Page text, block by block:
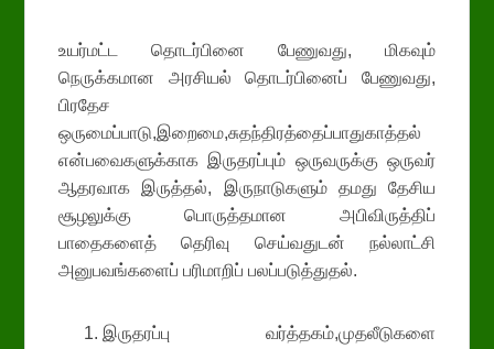
உயர்மட்ட தொடர்பினை பேணுவது, மிகவும்
நெருக்கமான அரசியல் தொடர்பினைப் பேணுவது,
பிரதேச
ஒருமைப்பாடு,இறைமை,சுதந்திரத்தைப்பாதுகாத்தல்
என்பவைகளுக்காக இருதரப்பும் ஒருவருக்கு ஒருவர்
ஆதரவாக இருத்தல், இருநாடுகளும் தமது தேசிய
சூழலுக்கு பொருத்தமான அபிவிருத்திப்
பாதைகளைத் தெரிவு செய்வதுடன் நல்லாட்சி
அனுபவங்களைப் பரிமாறிப் பலப்படுத்துதல்.
இருதரப்பு வர்த்தகம்,முதலீடுகளை